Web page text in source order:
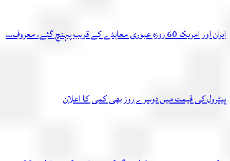
ایران اور امریکا 60 روزہ عبوری معاہدے کے قریب پہنچ گئے، معروف…
پیٹرول کی قیمت میں دوسرے روز بھی کمی کا اعلان